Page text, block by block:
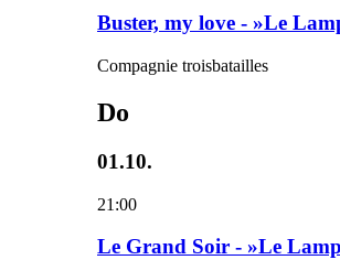
Buster, my love - »Le
Compagnie troisbatailles
Do
01.10.
21:00
Le Grand Soir - »Le